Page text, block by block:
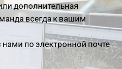
дополнительная
всегда к вашим
по электронной почте